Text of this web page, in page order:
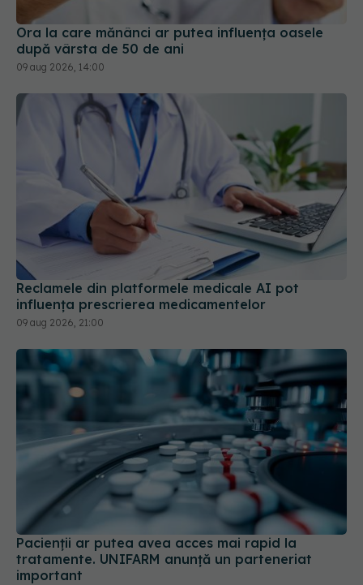
Ora la care mănânci ar putea influența oasele
după vârsta de 50 de ani
09 aug 2026, 14:00
Reclamele din platformele medicale AI pot
influența prescrierea medicamentelor
09 aug 2026, 21:00
Pacienții ar putea avea acces mai rapid la
tratamente. UNIFARM anunță un parteneriat
important